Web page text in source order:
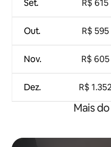
Set.
Out.
Nov.
Dez.
R$ 615
R$ 595
R$ 605
R$
Mais